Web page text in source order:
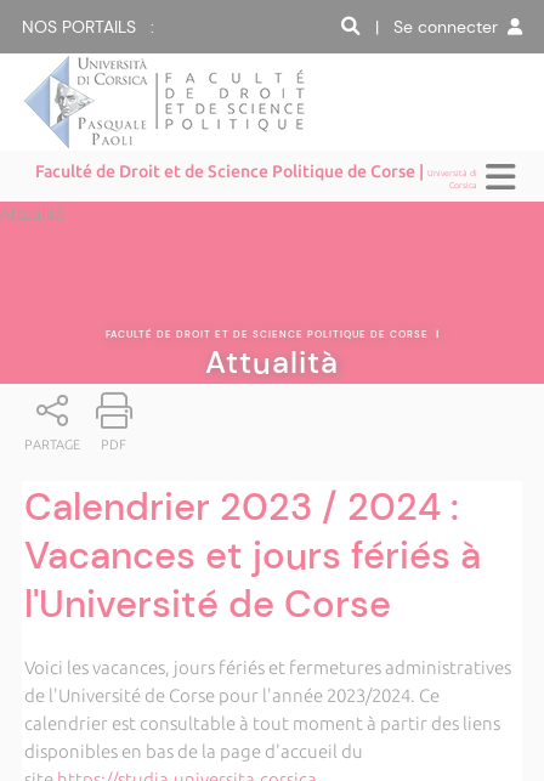
NOS PORTAILS : | Se connecter
Faculté de Droit et de Science Politique de Corse |Università di
Corsica
Attualità
FACULTÉ DE DROIT ET DE SCIENCE POLITIQUE DE CORSE |
Attualità
PARTAGE PDF
Calendrier 2023 / 2024 :
Vacances et jours fériés à
l'Université de Corse
Voici les vacances, jours fériés et fermetures administratives
de l'Université de Corse pour l'année 2023/2024. Ce
calendrier est consultable à tout moment à partir des liens
disponibles en bas de la page d'accueil du